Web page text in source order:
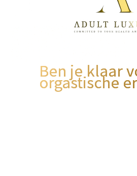
Ben je klaar
orgastische